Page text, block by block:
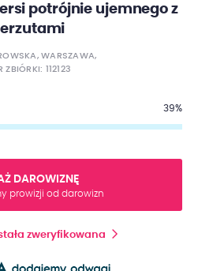
potrójnie ujemnego z
WARSZAWA,
ZBIÓRKI: 112123
39%
DAROWIZNĘ
prowizji od darowizn
zweryfikowana